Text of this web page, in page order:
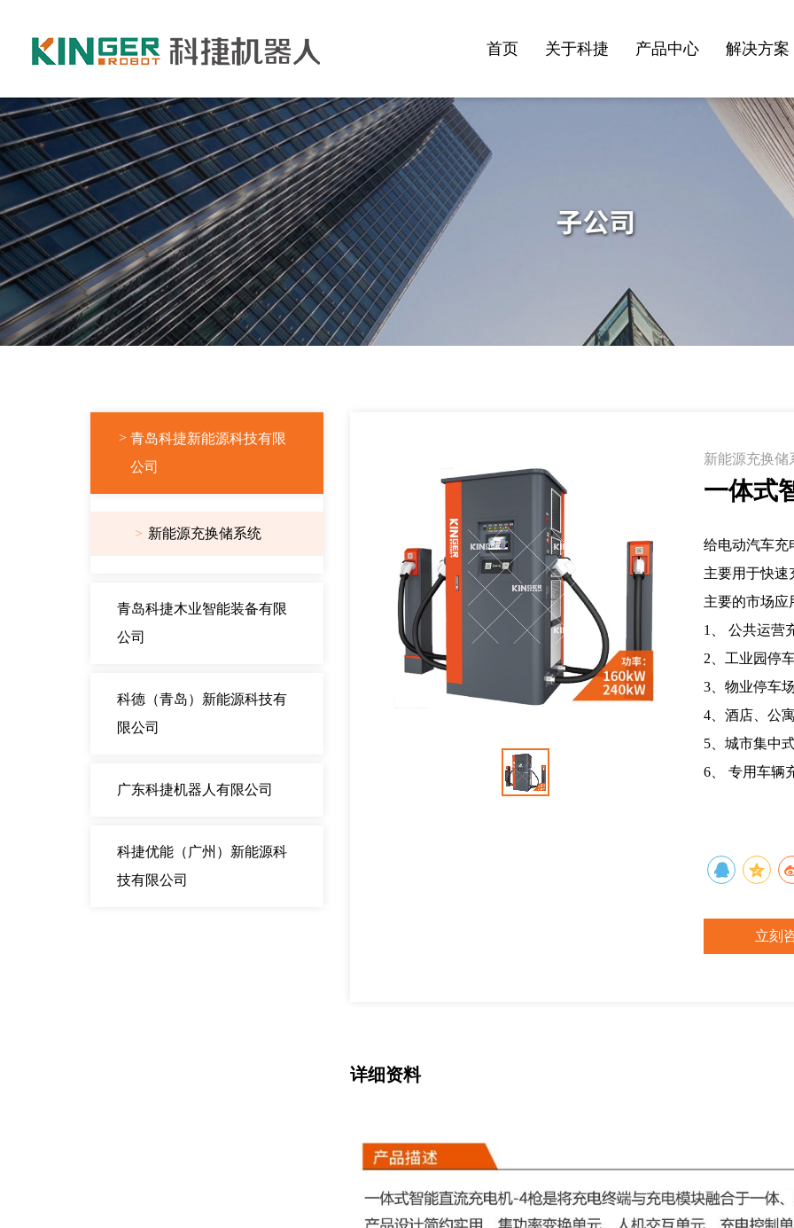
首页 关于科捷 产品中心 解决方案
青岛科捷新能源科技有限
公司
新能源充换储系统
青岛科捷木业智能装备有限
公司
科德（青岛）新能源科技有
限公司
广东科捷机器人有限公司
科捷优能（广州）新能源科
技有限公司
新能源充换储
一体式
给电动汽车充
主要用于快速
主要的市场应
1、 公共运营
2、工业园停
3、物业停车
4、酒店、公
5、城市集中
6、 专用车辆
立刻
详细资料